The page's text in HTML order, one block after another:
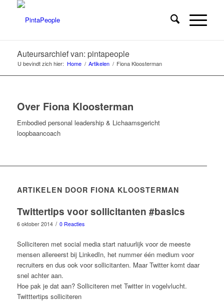
Auteursarchief van: pintapeople
U bevindt zich hier: Home / Artikelen / Fiona Kloosterman
Over Fiona Kloosterman
Embodied personal leadership & Lichaamsgericht
loopbaancoach
ARTIKELEN DOOR FIONA KLOOSTERMAN
Twittertips voor sollicitanten #basics
6 oktober 2014 / 0 Reacties
Solliciteren met social media start natuurlijk voor de meeste
mensen allereerst bij LinkedIn, het nummer één medium voor
recruiters en dus ook voor sollicitanten. Maar Twitter komt daar
snel achter aan.
Hoe pak je dat aan? Solliciteren met Twitter in vogelvlucht.
Twitttertips solliciteren